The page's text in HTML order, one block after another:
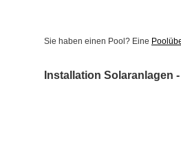
Sie haben einen Pool? Eine
Installation Solaranlagen